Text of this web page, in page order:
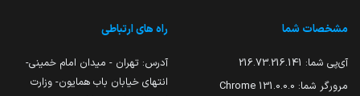
مشخصات شما
آی‌پی شما: 216.73.216.141
مرورگر شما: 131.0.0.0 Chrome
راه های ارتباطی
آدرس: تهران - میدان امام خمینی-
انتهای خیابان باب همایون- وزارت